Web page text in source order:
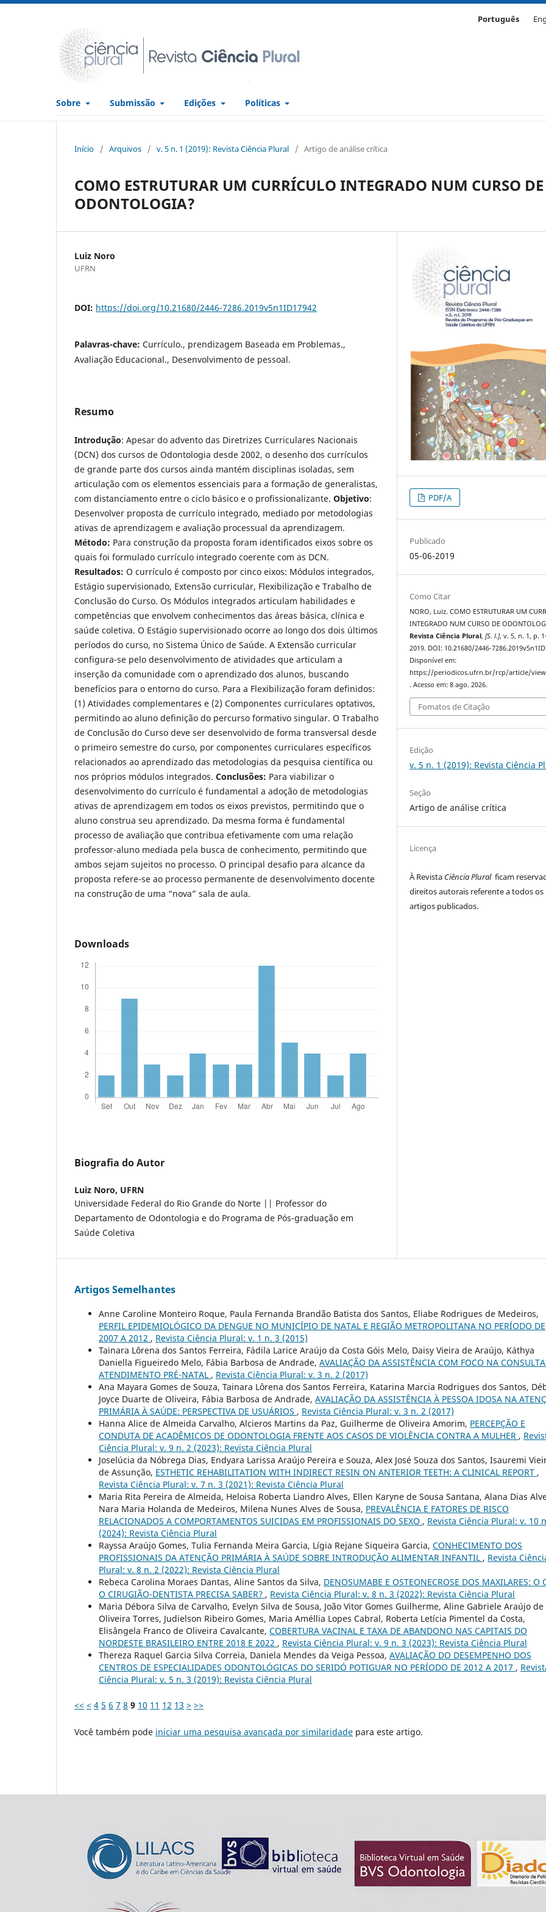
Sobre Submissão Edições Políticas
Português
Início / Arquivos / v. 5 n. 1 (2019): Revista Ciência Plural / Artigo de análise crítica
COMO ESTRUTURAR UM CURRÍCULO INTEGRADO NUM CURSO DE
ODONTOLOGIA?
Luiz Noro
UFRN
DOI: https://doi.org/10.21680/2446-7286.2019v5n1ID17942
Palavras-chave: Currículo., prendizagem Baseada em Problemas.,
Avaliação Educacional., Desenvolvimento de pessoal.
Resumo
Introdução: Apesar do advento das Diretrizes Curriculares Nacionais
(DCN) dos cursos de Odontologia desde 2002, o desenho dos currículos
de grande parte dos cursos ainda mantém disciplinas isoladas, sem
articulação com os elementos essenciais para a formação de generalistas,
com distanciamento entre o ciclo básico e o profissionalizante. Objetivo:
Desenvolver proposta de currículo integrado, mediado por metodologias
ativas de aprendizagem e avaliação processual da aprendizagem.
Método: Para construção da proposta foram identificados eixos sobre os
quais foi formulado currículo integrado coerente com as DCN.
Resultados: O currículo é composto por cinco eixos: Módulos integrados,
Estágio supervisionado, Extensão curricular, Flexibilização e Trabalho de
Conclusão do Curso. Os Módulos integrados articulam habilidades e
competências que envolvem conhecimentos das áreas básica, clínica e
saúde coletiva. O Estágio supervisionado ocorre ao longo dos dois últimos
períodos do curso, no Sistema Único de Saúde. A Extensão curricular
configura-se pelo desenvolvimento de atividades que articulam a
inserção da comunidade com o aprendizado dos alunos, buscando
benefícios para o entorno do curso. Para a Flexibilização foram definidos:
(1) Atividades complementares e (2) Componentes curriculares optativos,
permitindo ao aluno definição do percurso formativo singular. O Trabalho
de Conclusão do Curso deve ser desenvolvido de forma transversal desde
o primeiro semestre do curso, por componentes curriculares específicos
relacionados ao aprendizado das metodologias da pesquisa científica ou
nos próprios módulos integrados. Conclusões: Para viabilizar o
desenvolvimento do currículo é fundamental a adoção de metodologias
ativas de aprendizagem em todos os eixos previstos, permitindo que o
aluno construa seu aprendizado. Da mesma forma é fundamental
processo de avaliação que contribua efetivamente com uma relação
professor-aluno mediada pela busca de conhecimento, permitindo que
ambos sejam sujeitos no processo. O principal desafio para alcance da
proposta refere-se ao processo permanente de desenvolvimento docente
na construção de uma “nova” sala de aula.
Downloads
Biografia do Autor
Luiz Noro, UFRN
Universidade Federal do Rio Grande do Norte || Professor do
Departamento de Odontologia e do Programa de Pós-graduação em
Saúde Coletiva
PDF/A
Publicado
05-06-2019
Como Citar
NORO, Luiz. COMO ESTRUTURAR UM
INTEGRADO NUM CURSO DE
Revista Ciência Plural,[S. l.], v. 5, n. 1, p.
2019. DOI: 10.21680/2446-
Disponível em:
https://periodicos.ufrn.br/rcp/article/
. Acesso em: 8 ago. 2026.
Fomatos de Citação
Edição
v. 5 n. 1 (2019): Revista Ciência
Seção
Artigo de análise crítica
Licença
À Revista Ciência Pluralficam
direitos autorais referente a todos os
artigos publicados.
Artigos Semelhantes
Anne Caroline Monteiro Roque, Paula Fernanda Brandão Batista dos Santos, Eliabe Rodrigues de Medeiros,
PERFIL EPIDEMIOLÓGICO DA DENGUE NO MUNICÍPIO DE NATAL E REGIÃO METROPOLITANA NO PERÍODO DE
2007 A 2012 , Revista Ciência Plural: v. 1 n. 3 (2015)
Tainara Lôrena dos Santos Ferreira, Fádila Larice Araújo da Costa Góis Melo, Daisy Vieira de Araújo, Káthya
Daniella Figueiredo Melo, Fábia Barbosa de Andrade, AVALIAÇÃO DA ASSISTÊNCIA COM FOCO NA
ATENDIMENTO PRÉ-NATAL , Revista Ciência Plural: v. 3 n. 2 (2017)
Ana Mayara Gomes de Souza, Tainara Lôrena dos Santos Ferreira, Katarina Marcia Rodrigues dos Santos,
Joyce Duarte de Oliveira, Fábia Barbosa de Andrade, AVALIAÇÃO DA ASSISTÊNCIA À PESSOA IDOSA NA
PRIMÁRIA À SAÚDE: PERSPECTIVA DE USUÁRIOS , Revista Ciência Plural: v. 3 n. 2 (2017)
Hanna Alice de Almeida Carvalho, Alcieros Martins da Paz, Guilherme de Oliveira Amorim, PERCEPÇÃO E
CONDUTA DE ACADÊMICOS DE ODONTOLOGIA FRENTE AOS CASOS DE VIOLÊNCIA CONTRA A MULHER ,
Ciência Plural: v. 9 n. 2 (2023): Revista Ciência Plural
Joselúcia da Nóbrega Dias, Endyara Larissa Araújo Pereira e Souza, Alex José Souza dos Santos, Isauremi
de Assunção, ESTHETIC REHABILITATION WITH INDIRECT RESIN ON ANTERIOR TEETH: A CLINICAL REPORT ,
Revista Ciência Plural: v. 7 n. 3 (2021): Revista Ciência Plural
Maria Rita Pereira de Almeida, Heloisa Roberta Liandro Alves, Ellen Karyne de Sousa Santana, Alana Dias
Nara Maria Holanda de Medeiros, Milena Nunes Alves de Sousa, PREVALÊNCIA E FATORES DE RISCO
RELACIONADOS A COMPORTAMENTOS SUICIDAS EM PROFISSIONAIS DO SEXO , Revista Ciência Plural: v. 10
(2024): Revista Ciência Plural
Rayssa Araújo Gomes, Tulia Fernanda Meira Garcia, Lígia Rejane Siqueira Garcia, CONHECIMENTO DOS
PROFISSIONAIS DA ATENÇÃO PRIMÁRIA À SAÚDE SOBRE INTRODUÇÃO ALIMENTAR INFANTIL , Revista
Plural: v. 8 n. 2 (2022): Revista Ciência Plural
Rebeca Carolina Moraes Dantas, Aline Santos da Silva, DENOSUMABE E OSTEONECROSE DOS MAXILARES: O
O CIRUGIÃO-DENTISTA PRECISA SABER? , Revista Ciência Plural: v. 8 n. 3 (2022): Revista Ciência Plural
Maria Débora Silva de Carvalho, Evelyn Silva de Sousa, João Vitor Gomes Guilherme, Aline Gabriele Araújo de
Oliveira Torres, Judielson Ribeiro Gomes, Maria Améllia Lopes Cabral, Roberta Letícia Pimentel da Costa,
Elisângela Franco de Oliveira Cavalcante, COBERTURA VACINAL E TAXA DE ABANDONO NAS CAPITAIS DO
NORDESTE BRASILEIRO ENTRE 2018 E 2022 , Revista Ciência Plural: v. 9 n. 3 (2023): Revista Ciência Plural
Thereza Raquel Garcia Silva Correia, Daniela Mendes da Veiga Pessoa, AVALIAÇÃO DO DESEMPENHO DOS
CENTROS DE ESPECIALIDADES ODONTOLÓGICAS DO SERIDÓ POTIGUAR NO PERÍODO DE 2012 A 2017 ,
Ciência Plural: v. 5 n. 3 (2019): Revista Ciência Plural
<< < 4 5 6 7 8 9 10 11 12 13 > >>
Você também pode iniciar uma pesquisa avançada por similaridade para este artigo.